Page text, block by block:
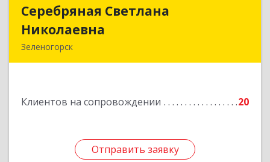
Серебряная Светлана
Николаевна
Зеленогорск
Клиентов на сопровождении 20
Отправить заявку
Серебряная Светлана
Подробнее
Отправить заявку